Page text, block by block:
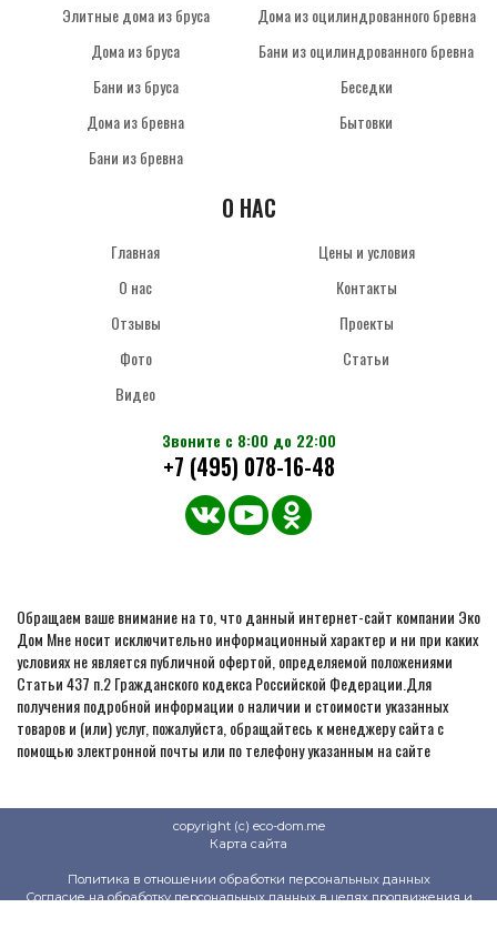
Элитные дома из бруса
Дома из бруса
Бани из бруса
Дома из бревна
Бани из бревна
Дома из оцилиндрованного бревна
Бани из оцилиндрованного бревна
Беседки
Бытовки
О НАС
Главная
О нас
Отзывы
Фото
Видео
Цены и условия
Контакты
Проекты
Статьи
Звоните с 8:00 до 22:00
+7 (495) 078-16-48
Обращаем ваше внимание на то, что данный интернет-сайт компании Эко
Дом Мне носит исключительно информационный характер и ни при каких
условиях не является публичной офертой, определяемой положениями
Статьи 437 п.2 Гражданского кодекса Российской Федерации.Для
получения подробной информации о наличии и стоимости указанных
товаров и (или) услуг, пожалуйста, обращайтесь к менеджеру сайта с
помощью электронной почты или по телефону указанным на сайте
copyright (c) eco-dom.me
Карта сайта
Политика в отношении обработки персональных данных
Согласие на обработку персональных данных в целях продвижения и